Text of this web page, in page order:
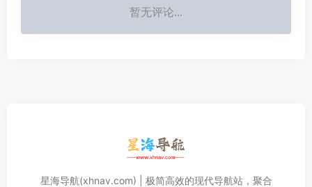
暂无评论...
星海导航(xhnav.com) | 极简高效的现代导航站，聚合